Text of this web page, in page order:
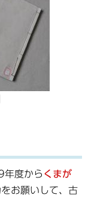
年度から くまが
お願いして、古